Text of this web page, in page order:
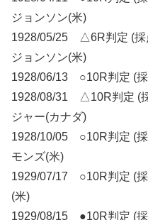
ジョンソン(米)
1928/05/25 △6R判定 (採
ジョンソン(米)
1928/06/13 ○10R判定 (
1928/08/31 △10R判定 (
ジャー(カナダ)
1928/10/05 ○10R判定 (
モンズ(米)
1929/07/17 ○10R判定 (
(米)
1929/08/15 ●10R判定 (